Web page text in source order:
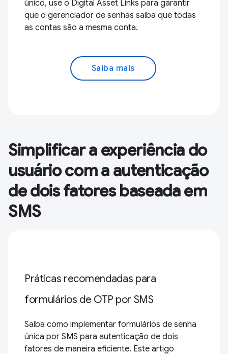
único, use o Digital Asset Links para garantir
que o gerenciador de senhas saiba que todas
as contas são a mesma conta.
Saiba mais
Simplificar a experiência do
usuário com a autenticação
de dois fatores baseada em
SMS
Práticas recomendadas para
formulários de OTP por SMS
Saiba como implementar formulários de senha
única por SMS para autenticação de dois
fatores de maneira eficiente. Este artigo